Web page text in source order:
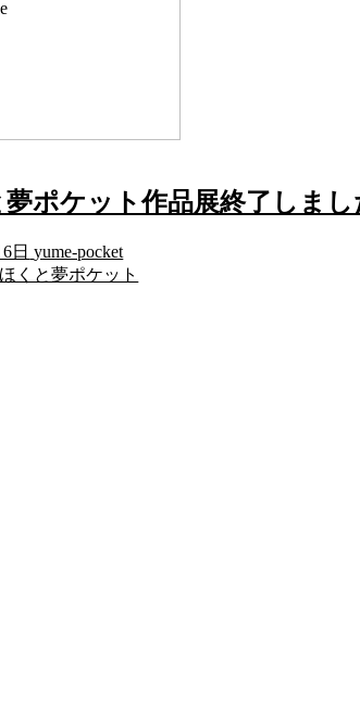
ポケット作品展終了しまし
日 yume-pocket
くと夢ポケット